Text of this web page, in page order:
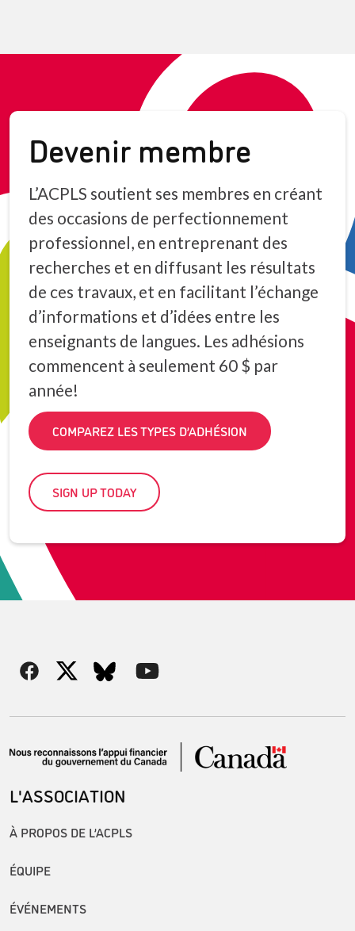
Devenir membre
L’ACPLS soutient ses membres en créant
des occasions de perfectionnement
professionnel, en entreprenant des
recherches et en diffusant les résultats
de ces travaux, et en facilitant l’échange
d’informations et d’idées entre les
enseignants de langues. Les adhésions
commencent à seulement 60 $ par
année!
COMPAREZ LES TYPES D’ADHÉSION
SIGN UP TODAY
L'ASSOCIATION
À PROPOS DE L’ACPLS
ÉQUIPE
ÉVÉNEMENTS